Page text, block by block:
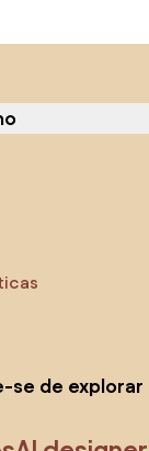
se de explorar